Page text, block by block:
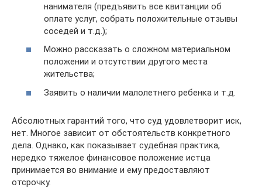
нанимателя (предъявить все квитанции об
оплате услуг, собрать положительные отзывы
соседей и т.д.);
Можно рассказать о сложном материальном
положении и отсутствии другого места
жительства;
Заявить о наличии малолетнего ребенка и т.д.
Абсолютных гарантий того, что суд удовлетворит иск,
нет. Многое зависит от обстоятельств конкретного
дела. Однако, как показывает судебная практика,
нередко тяжелое финансовое положение истца
принимается во внимание и ему предоставляют
отсрочку.